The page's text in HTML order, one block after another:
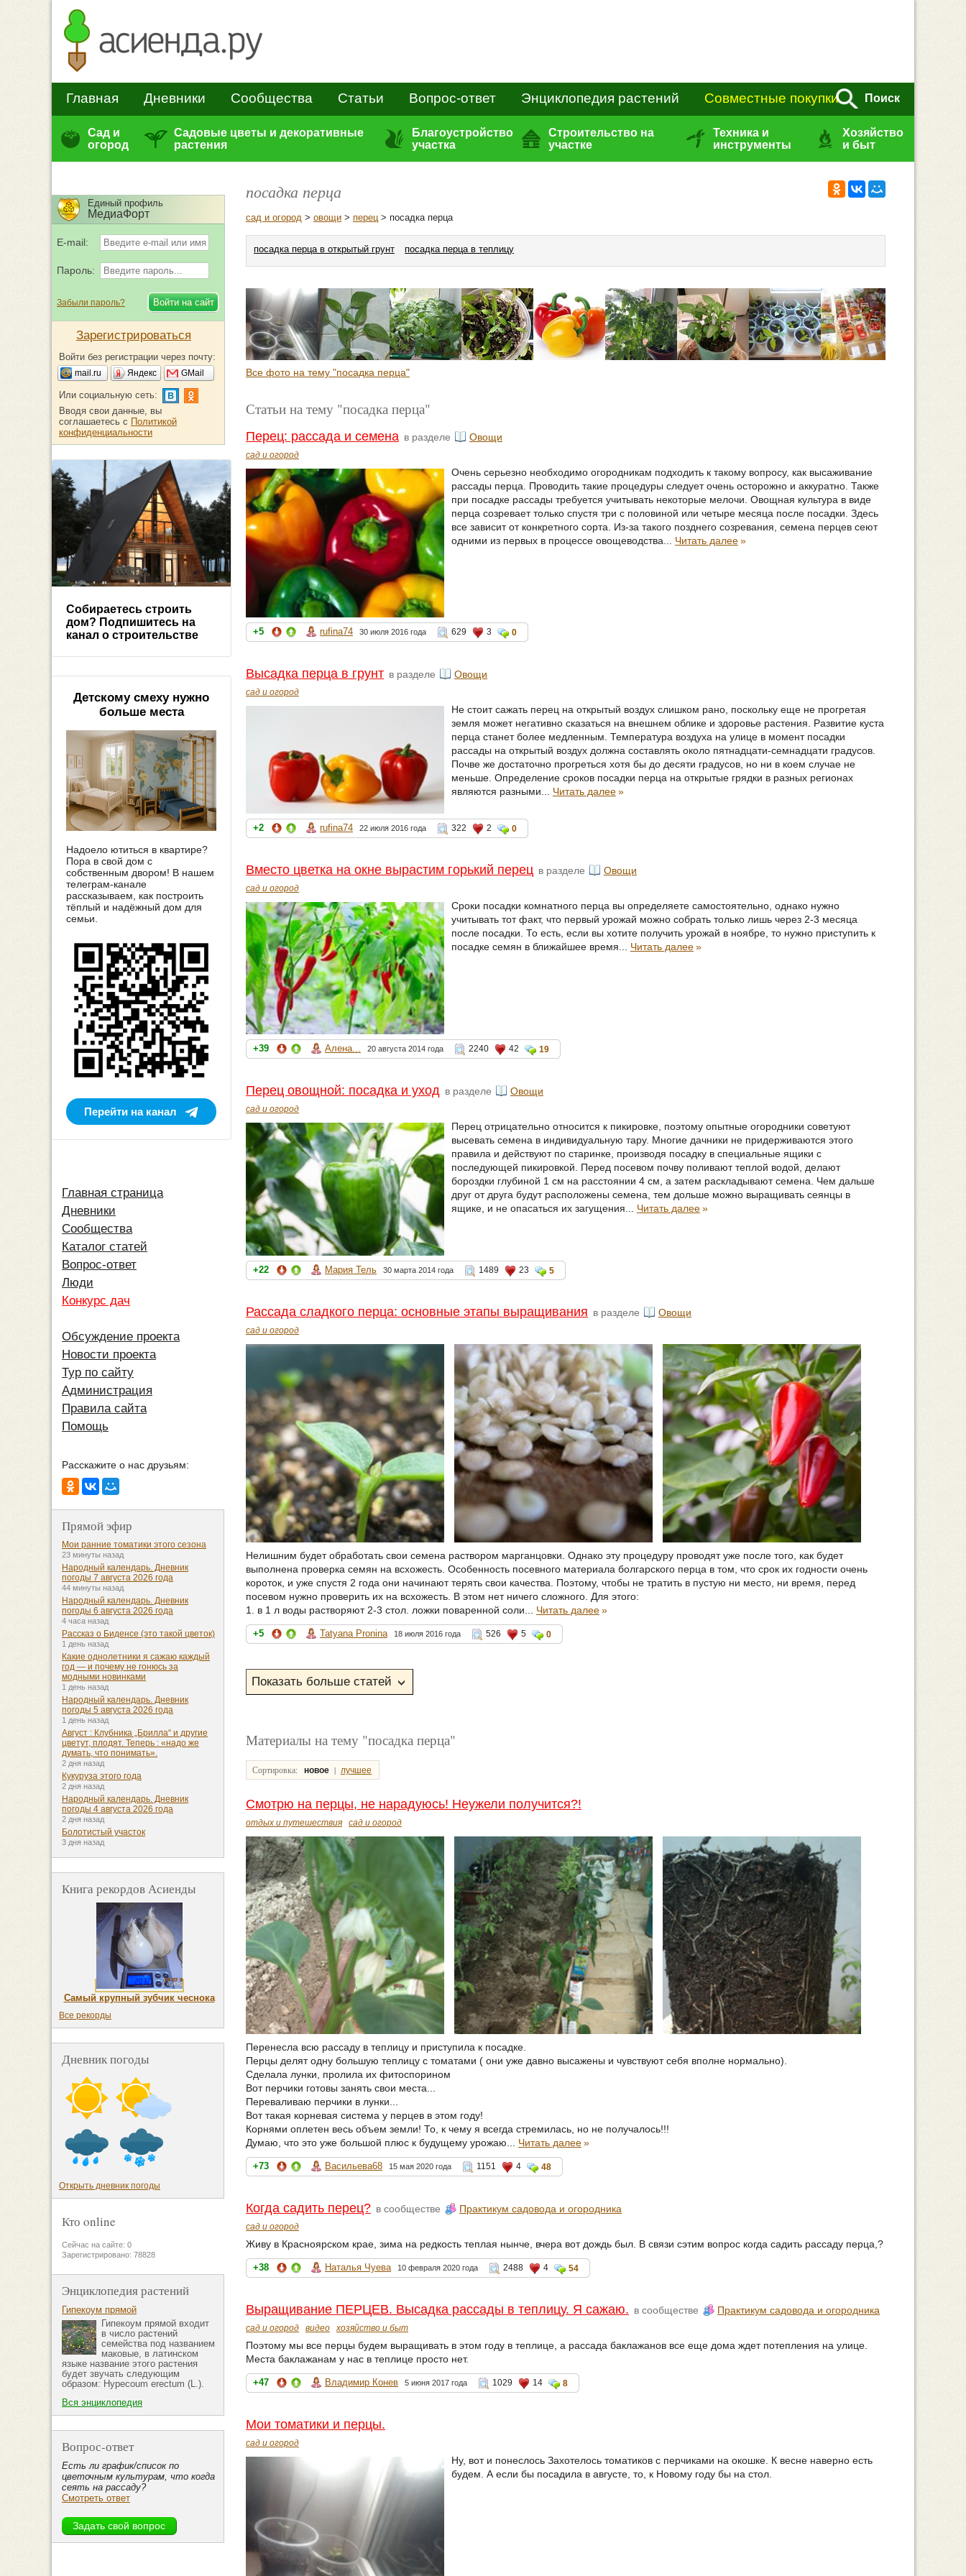
Главная Дневники Сообщества Статьи Вопрос-ответ Энциклопедия растений Совместные покупки Поиск
Сад и
огород
Садовые цветы и декоративные
растения
Благоустройство
участка
Строительство на
участке
Техника и
инструменты
Хозяйство
и быт
посадка перца
сад и огород > овощи > перец> посадка перца
посадка перца в открытый грунт посадка перца в теплицу
Все фото на тему "посадка перца"
Статьи на тему "посадка перца"
Перец: рассада и семена в разделе Овощи
сад и огород
Очень серьезно необходимо огородникам подходить к такому вопросу, как высаживание
рассады перца. Проводить такие процедуры следует очень осторожно и аккуратно. Также
при посадке рассады требуется учитывать некоторые мелочи. Овощная культура в виде
перца созревает только спустя три с половиной или четыре месяца после посадки. Здесь
все зависит от конкретного сорта. Из-за такого позднего созревания, семена перцев сеют
одними из первых в процессе овощеводства... Читать далее»
+5 rufina74 30 июля 2016 года 629 3 0
Высадка перца в грунт в разделе Овощи
сад и огород
Не стоит сажать перец на открытый воздух слишком рано, поскольку еще не прогретая
земля может негативно сказаться на внешнем облике и здоровье растения. Развитие куста
перца станет более медленным. Температура воздуха на улице в момент посадки
рассады на открытый воздух должна составлять около пятнадцати-семнадцати градусов.
Почве же достаточно прогреться хотя бы до десяти градусов, но ни в коем случае не
меньше. Определение сроков посадки перца на открытые грядки в разных регионах
являются разными... Читать далее»
+2 rufina74 22 июля 2016 года 322 2 0
Вместо цветка на окне вырастим горький перец в разделе Овощи
сад и огород
Сроки посадки комнатного перца вы определяете самостоятельно, однако нужно
учитывать тот факт, что первый урожай можно собрать только лишь через 2-3 месяца
после посадки. То есть, если вы хотите получить урожай в ноябре, то нужно приступить к
посадке семян в ближайшее время... Читать далее»
+39 Алена... 20 августа 2014 года 2240 42 19
Перец овощной: посадка и уход в разделе Овощи
сад и огород
Перец отрицательно относится к пикировке, поэтому опытные огородники советуют
высевать семена в индивидуальную тару. Многие дачники не придерживаются этого
правила и действуют по старинке, производя посадку в специальные ящики с
последующей пикировкой. Перед посевом почву поливают теплой водой, делают
бороздки глубиной 1 см на расстоянии 4 см, а затем раскладывают семена. Чем дальше
друг от друга будут расположены семена, тем дольше можно выращивать сеянцы в
ящике, и не опасаться их загущения... Читать далее»
+22 Мария Тель 30 марта 2014 года 1489 23 5
Рассада сладкого перца: основные этапы выращивания в разделе Овощи
сад и огород
Нелишним будет обработать свои семена раствором марганцовки. Однако эту процедуру проводят уже после того, как будет
выполнена проверка семян на всхожесть. Особенность посевного материала болгарского перца в том, что срок их годности очень
короток, и уже спустя 2 года они начинают терять свои качества. Поэтому, чтобы не тратить в пустую ни место, ни время, перед
посевом нужно проверить их на всхожесть. В этом нет ничего сложного. Для этого:
1. в 1 л воды растворяют 2-3 стол. ложки поваренной соли... Читать далее»
+5 Tatyana Pronina 18 июля 2016 года 526 5 0
Материалы на тему "посадка перца"
Сортировка: новое | лучшее
Смотрю на перцы, не нарадуюсь! Неужели получится?!
отдых и путешествия сад и огород
Перенесла всю рассаду в теплицу и приступила к посадке.
Перцы делят одну большую теплицу с томатами ( они уже давно высажены и чувствуют себя вполне нормально).
Сделала лунки, пролила их фитоспорином
Вот перчики готовы занять свои места...
Переваливаю перчики в лунки...
Вот такая корневая система у перцев в этом году!
Корнями оплетен весь объем земли! То, к чему я всегда стремилась, но не получалось!!!
Думаю, что это уже большой плюс к будущему урожаю... Читать далее»
+73 Васильева68 15 мая 2020 года 1151 4 48
Когда садить перец? в сообществе Практикум садовода и огородника
сад и огород
Живу в Красноярском крае, зима на редкость теплая нынче, вчера вот дождь был. В связи сэтим вопрос когда садить рассаду перца,?
+38 Наталья Чуева 10 февраля 2020 года 2488 4 54
Выращивание ПЕРЦЕВ. Высадка рассады в теплицу. Я сажаю. в сообществе Практикум садовода и огородника
сад и огород видео хозяйство и быт
Поэтому мы все перцы будем выращивать в этом году в теплице, а рассада баклажанов все еще дома ждет потепления на улице.
Места баклажанам у нас в теплице просто нет.
+47 Владимир Конев 5 июня 2017 года 1029 14 8
Мои томатики и перцы.
сад и огород
Ну, вот и понеслось Захотелось томатиков с перчиками на окошке. К весне наверно есть
будем. А если бы посадила в августе, то, к Новому году бы на стол.
Единый профиль
МедиаФорт
E-mail:
Пароль:
Забыли пароль?
Зарегистрироваться
Войти без регистрации через почту:
mail.ru Яндекс GMail
Или социальную сеть:
Вводя свои данные, вы
соглашаетесь с Политикой
конфиденциальности
Собираетесь строить
дом? Подпишитесь на
канал о строительстве
Детскому смеху нужно
больше места
Надоело ютиться в квартире?
Пора в свой дом с
собственным двором! В нашем
телеграм-канале
рассказываем, как построить
тёплый и надёжный дом для
семьи.
Перейти на канал
Главная страница
Дневники
Сообщества
Каталог статей
Вопрос-ответ
Люди
Конкурс дач
Обсуждение проекта
Новости проекта
Тур по сайту
Администрация
Правила сайта
Помощь
Расскажите о нас друзьям:
Прямой эфир
Мои ранние томатики этого сезона
23 минуты назад
Народный календарь. Дневник
погоды 7 августа 2026 года
44 минуты назад
Народный календарь. Дневник
погоды 6 августа 2026 года
4 часа назад
Рассказ о Биденсе (это такой цветок)
1 день назад
Какие однолетники я сажаю каждый
год — и почему не гонюсь за
модными новинками
1 день назад
Народный календарь. Дневник
погоды 5 августа 2026 года
1 день назад
Август : Клубника „Брилла“ и другие
цветут, плодят. Теперь : «надо же
думать, что понимать».
2 дня назад
Кукуруза этого года
2 дня назад
Народный календарь. Дневник
погоды 4 августа 2026 года
2 дня назад
Болотистый участок
3 дня назад
Книга рекордов Асиенды
Самый крупный зубчик чеснока
Все рекорды
Дневник погоды
Открыть дневник погоды
Кто online
Сейчас на сайте: 0
Зарегистрировано: 78828
Энциклопедия растений
Гипекоум прямой
Гипекоум прямой входит
в число растений
семейства под названием
маковые, в латинском
языке название этого растения
будет звучать следующим
образом: Нуресоum erectum (L.).
Вся энциклопедия
Вопрос-ответ
Есть ли график/список по
цветочным культурам, что когда
сеять на рассаду?
Смотреть ответ